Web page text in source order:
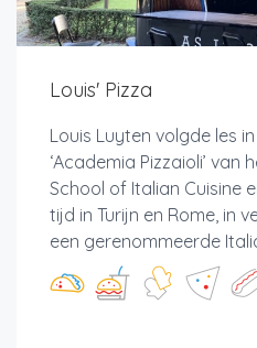
Louis' Pizza
Louis Luyten volgde les
‘Academia Pizzaioli’ van
School of Italian Cuisine
tijd in Turijn en Rome, in
een gerenommeerde